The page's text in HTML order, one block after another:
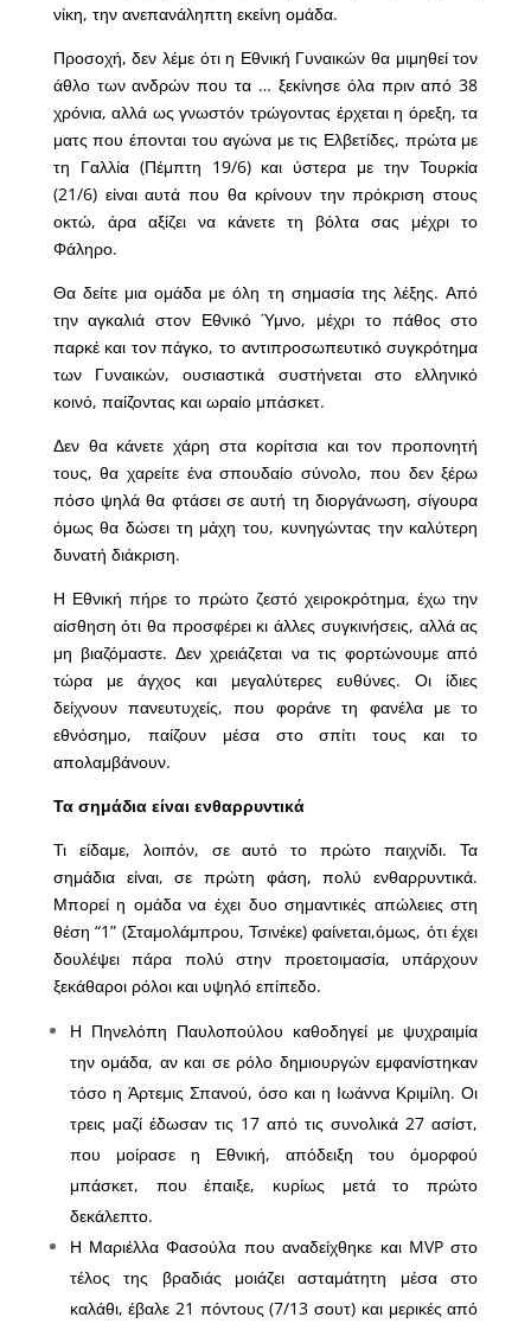
νίκη, την ανεπανάληπτη εκείνη ομάδα.
Προσοχή, δεν λέμε ότι η Εθνική Γυναικών θα μιμηθεί τον
άθλο των ανδρών που τα … ξεκίνησε όλα πριν από 38
χρόνια, αλλά ως γνωστόν τρώγοντας έρχεται η όρεξη, τα
ματς που έπονται του αγώνα με τις Ελβετίδες, πρώτα με
τη Γαλλία (Πέμπτη 19/6) και ύστερα με την Τουρκία
(21/6) είναι αυτά που θα κρίνουν την πρόκριση στους
οκτώ, άρα αξίζει να κάνετε τη βόλτα σας μέχρι το
Φάληρο.
Θα δείτε μια ομάδα με όλη τη σημασία της λέξης. Από
την αγκαλιά στον Εθνικό Ύμνο, μέχρι το πάθος στο
παρκέ και τον πάγκο, το αντιπροσωπευτικό συγκρότημα
των Γυναικών, ουσιαστικά συστήνεται στο ελληνικό
κοινό, παίζοντας και ωραίο μπάσκετ.
Δεν θα κάνετε χάρη στα κορίτσια και τον προπονητή
τους, θα χαρείτε ένα σπουδαίο σύνολο, που δεν ξέρω
πόσο ψηλά θα φτάσει σε αυτή τη διοργάνωση, σίγουρα
όμως θα δώσει τη μάχη του, κυνηγώντας την καλύτερη
δυνατή διάκριση.
Η Εθνική πήρε το πρώτο ζεστό χειροκρότημα, έχω την
αίσθηση ότι θα προσφέρει κι άλλες συγκινήσεις, αλλά ας
μη βιαζόμαστε. Δεν χρειάζεται να τις φορτώνουμε από
τώρα με άγχος και μεγαλύτερες ευθύνες. Οι ίδιες
δείχνουν πανευτυχείς, που φοράνε τη φανέλα με το
εθνόσημο, παίζουν μέσα στο σπίτι τους και το
απολαμβάνουν.
Τα σημάδια είναι ενθαρρυντικά
Τι είδαμε, λοιπόν, σε αυτό το πρώτο παιχνίδι. Τα
σημάδια είναι, σε πρώτη φάση, πολύ ενθαρρυντικά.
Μπορεί η ομάδα να έχει δυο σημαντικές απώλειες στη
θέση “1” (Σταμολάμπρου, Τσινέκε) φαίνεται,όμως, ότι έχει
δουλέψει πάρα πολύ στην προετοιμασία, υπάρχουν
ξεκάθαροι ρόλοι και υψηλό επίπεδο.
Η Πηνελόπη Παυλοπούλου καθοδηγεί με ψυχραιμία
την ομάδα, αν και σε ρόλο δημιουργών εμφανίστηκαν
τόσο η Άρτεμις Σπανού, όσο και η Ιωάννα Κριμίλη. Οι
τρεις μαζί έδωσαν τις 17 από τις συνολικά 27 ασίστ,
που μοίρασε η Εθνική, απόδειξη του όμορφού
μπάσκετ, που έπαιξε, κυρίως μετά το πρώτο
δεκάλεπτο.
Η Μαριέλλα Φασούλα που αναδείχθηκε και MVP στο
τέλος της βραδιάς μοιάζει ασταμάτητη μέσα στο
καλάθι, έβαλε 21 πόντους (7/13 σουτ) και μερικές από